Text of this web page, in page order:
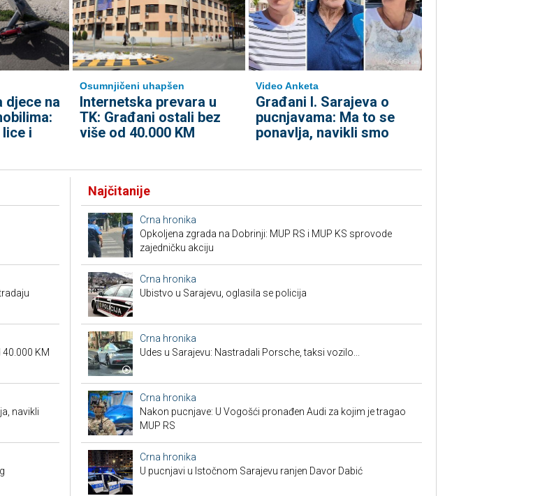
djece na
i
Osumnjičeni uhapšen
Internetska prevara u
TK: Građani ostali bez
više od 40.000 KM
Video Anketa
Građani I. Sarajeva o
pucnjavama: Ma to se
ponavlja, navikli smo
40.000 KM
navikli
Najčitanije
Crna hronika
Opkoljena zgrada na Dobrinji: MUP RS i MUP KS sprovode
zajedničku akciju
Crna hronika
Ubistvo u Sarajevu, oglasila se policija
Crna hronika
Udes u Sarajevu: Nastradali Porsche, taksi vozilo...
Crna hronika
Nakon pucnjave: U Vogošći pronađen Audi za kojim je tragao
MUP RS
Crna hronika
U pucnjavi u Istočnom Sarajevu ranjen Davor Dabić